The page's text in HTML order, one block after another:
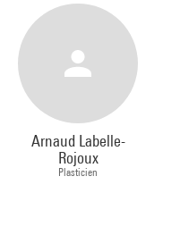
Arnaud Labelle-
Rojoux
Plasticien